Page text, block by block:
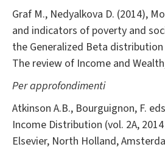
Graf M., Nedyalkova D. (2014),
and indicators of poverty and
the Generalized Beta
The review of Income and
Per approfondimenti
Atkinson A.B., Bourguignon, F.
Income Distribution (vol. 2A,
Elsevier, North Holland,